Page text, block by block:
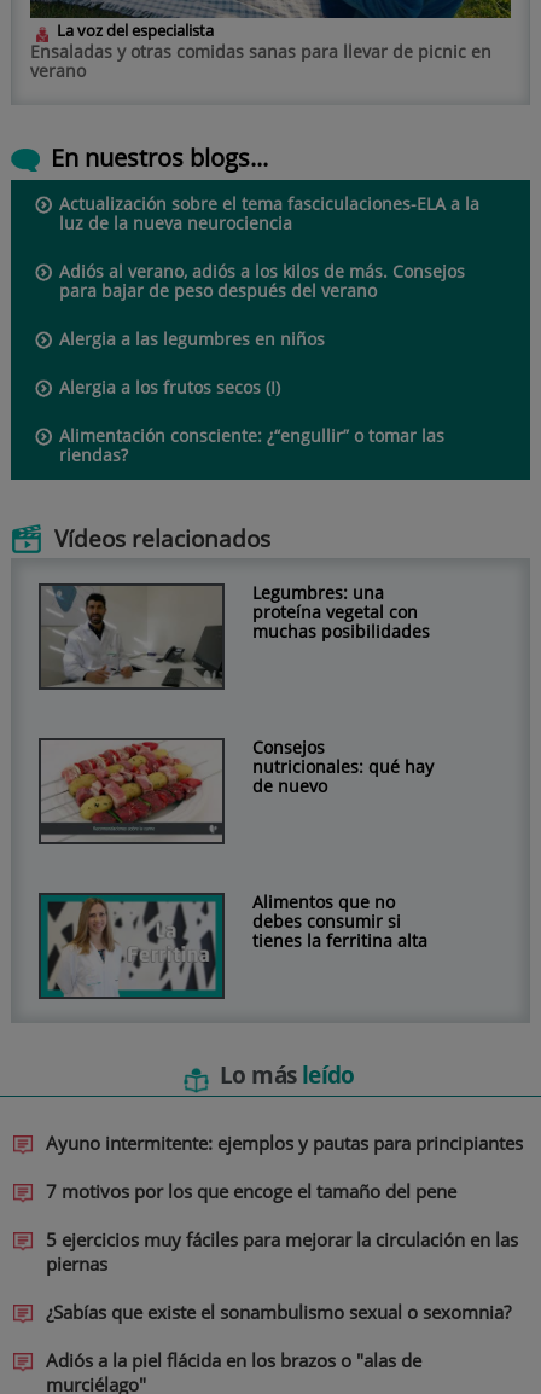
La voz del especialista
Ensaladas y otras comidas sanas para llevar de picnic en
verano
En nuestros blogs...
Actualización sobre el tema fasciculaciones-ELA a la
luz de la nueva neurociencia
Adiós al verano, adiós a los kilos de más. Consejos
para bajar de peso después del verano
Alergia a las legumbres en niños
Alergia a los frutos secos (I)
Alimentación consciente: ¿“engullir” o tomar las
riendas?
Vídeos relacionados
Legumbres: una
proteína vegetal con
muchas posibilidades
Consejos
nutricionales: qué hay
de nuevo
Alimentos que no
debes consumir si
tienes la ferritina alta
Lo másleído
Ayuno intermitente: ejemplos y pautas para principiantes
7 motivos por los que encoge el tamaño del pene
5 ejercicios muy fáciles para mejorar la circulación en las
piernas
¿Sabías que existe el sonambulismo sexual o sexomnia?
Adiós a la piel flácida en los brazos o "alas de
murciélago"